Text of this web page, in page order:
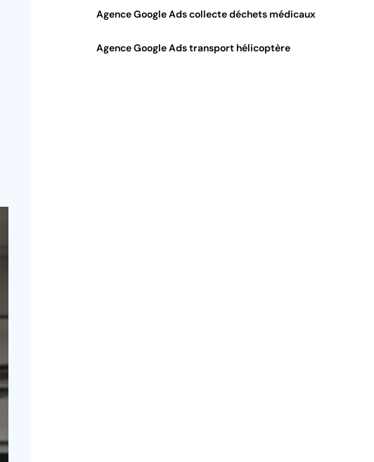
Agence Google Ads collecte déchets médicaux
Agence Google Ads transport hélicoptère